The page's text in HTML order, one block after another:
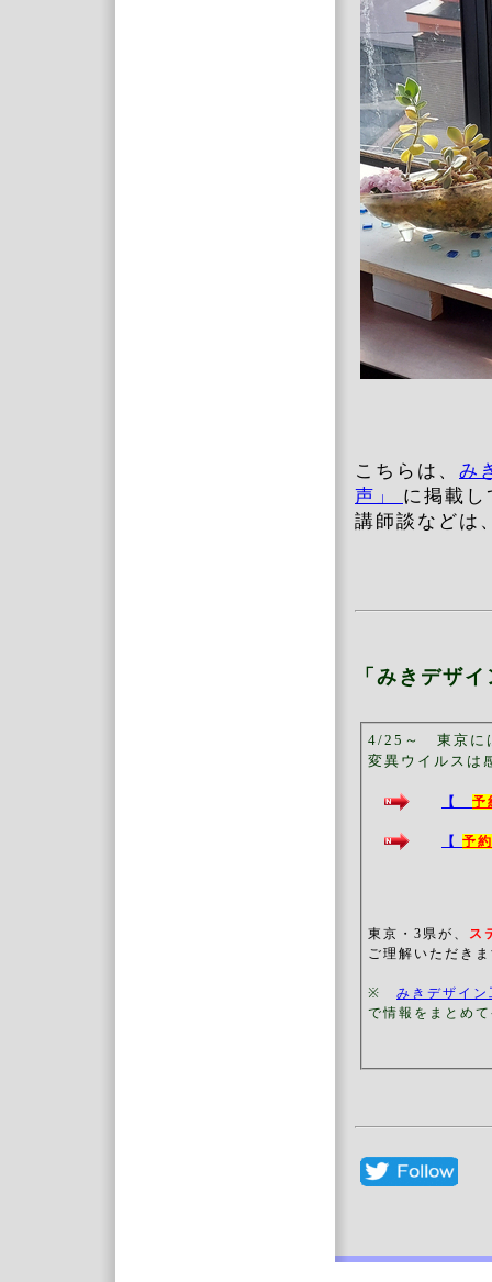
こちらは、 み
声」 に掲載
講師談などは
「みきデザ
4/25～ 東京に
変異ウイルスは
【 予
【 予
東京・3県が、 ス
ご理解いただき
※ みきデザイ
で情報をまとめ